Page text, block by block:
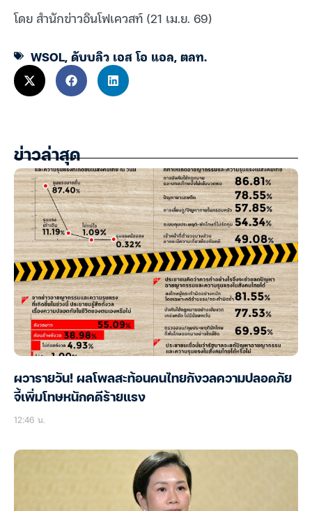
โดย สำนักข่าวอินโฟเควสท์ (21 เม.ย. 69)
WSOL,ดับบลิว เอส โอ แอล,ตลท.
ข่าวล่าสุด
ผวารายวัน! ผลโพลสะท้อนคนไทยกังวลความปลอดภัย
จี้เพิ่มโทษหนักคดีร้ายแรง
12:46 น.